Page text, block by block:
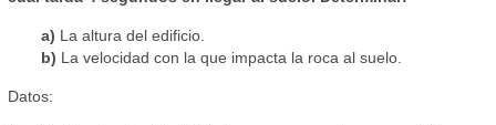
a) La altura del edificio.
b) La velocidad con la que impacta la roca al suelo.
Datos: